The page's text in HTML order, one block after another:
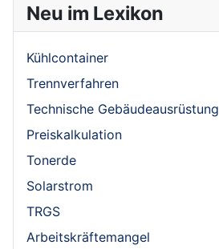
Neu im Lexikon
Kühlcontainer
Trennverfahren
Technische Gebäudeausrüstung
Preiskalkulation
Tonerde
Solarstrom
TRGS
Arbeitskräftemangel